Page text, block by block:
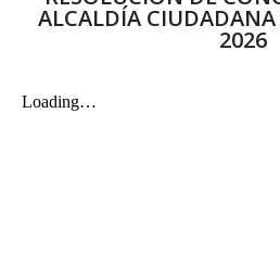
ALCALDÍA CIUDADANA
2026